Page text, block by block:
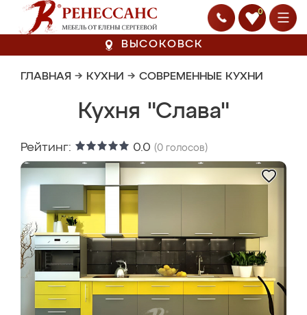
0
ВЫСОКОВСК
ГЛАВНАЯ → КУХНИ → СОВРЕМЕННЫЕ КУХНИ
Кухня "Слава"
Рейтинг: 0.0 (0 голосов)